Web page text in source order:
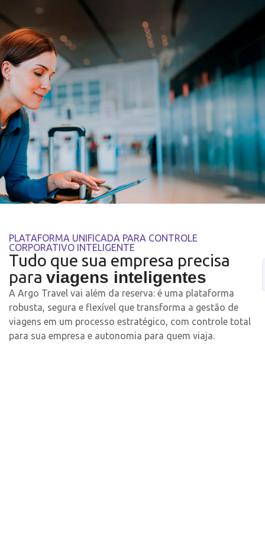
PLATAFORMA UNIFICADA PARA CONTROLE
CORPORATIVO INTELIGENTE
Tudo que sua empresa precisa
para viagens inteligentes
A Argo Travel vai além da reserva: é uma plataforma
robusta, segura e flexível que transforma a gestão de
viagens em um processo estratégico, com controle total
para sua empresa e autonomia para quem viaja.